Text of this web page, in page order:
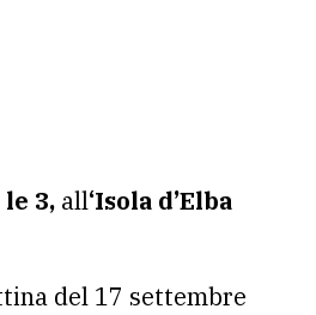
3, all‘Isola d’Elba
del 17 settembre